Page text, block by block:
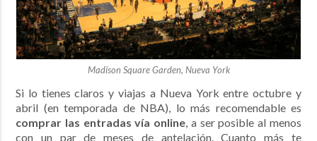
Madison Square Garden, Nueva York
Si lo tienes claros y viajas a Nueva York entre octubre y
abril (en temporada de NBA), lo más recomendable es
comprar las entradas vía online, a ser posible al menos
con un par de meses de antelación. Cuanto más te